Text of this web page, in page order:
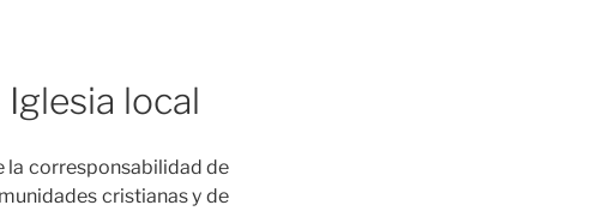
local
la corresponsabilidad de
cristianas y de